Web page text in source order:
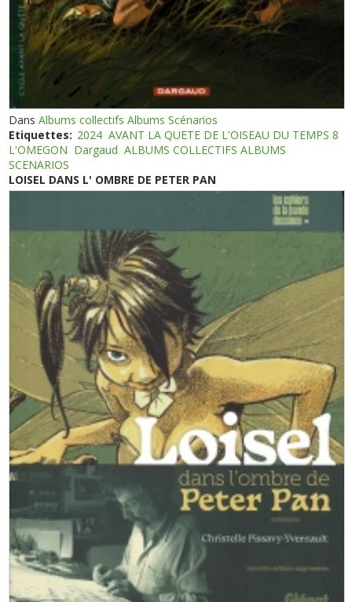
DansAlbums collectifs Albums Scénarios
Etiquettes: 2024 AVANT LA QUETE DE L'OISEAU DU TEMPS 8
L'OMEGON Dargaud ALBUMS COLLECTIFS ALBUMS
SCENARIOS
LOISEL DANS L' OMBRE DE PETER PAN